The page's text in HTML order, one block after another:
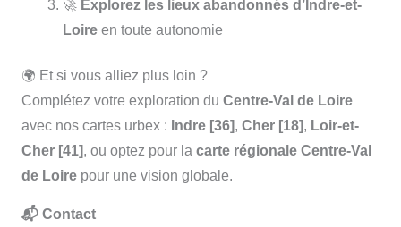
🚀 Explorez les lieux abandonnés d’Indre-et-
Loire en toute autonomie
🌍 Et si vous alliez plus loin ?
Complétez votre exploration du Centre-Val de Loire
avec nos cartes urbex : Indre [36], Cher [18], Loir-et-
Cher [41], ou optez pour la carte régionale Centre-Val
de Loirepour une vision globale.
📬 Contact